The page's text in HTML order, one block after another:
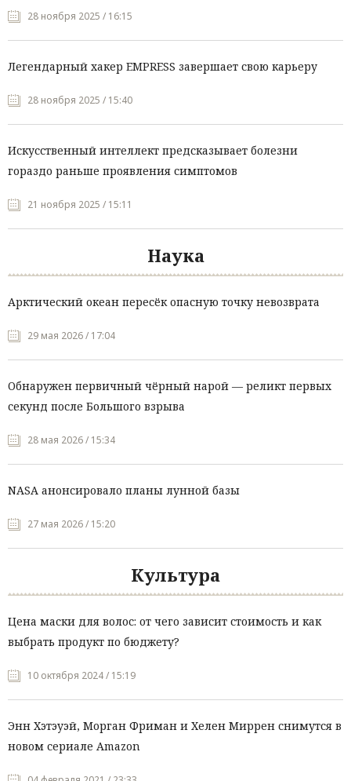
28 ноября 2025 / 16:15
Легендарный хакер EMPRESS завершает свою карьеру
28 ноября 2025 / 15:40
Искусственный интеллект предсказывает болезни
гораздо раньше проявления симптомов
21 ноября 2025 / 15:11
Наука
Арктический океан пересёк опасную точку невозврата
29 мая 2026 / 17:04
Обнаружен первичный чёрный нарой — реликт первых
секунд после Большого взрыва
28 мая 2026 / 15:34
NASA анонсировало планы лунной базы
27 мая 2026 / 15:20
Культура
Цена маски для волос: от чего зависит стоимость и как
выбрать продукт по бюджету?
10 октября 2024 / 15:19
Энн Хэтэуэй, Морган Фриман и Хелен Миррен снимутся в
новом сериале Amazon